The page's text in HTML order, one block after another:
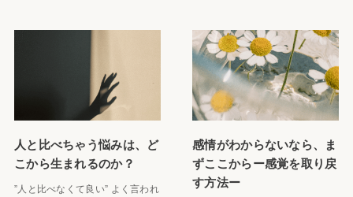
人と比べちゃう悩みは、ど
こから生まれるのか？
”人と比べなくて良い” よく言われ
感情がわからないなら、ま
ずここからー感覚を取り戻
す方法ー